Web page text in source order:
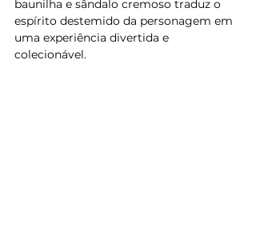
baunilha e sândalo cremoso traduz o
espírito destemido da personagem em
uma experiência divertida e
colecionável.